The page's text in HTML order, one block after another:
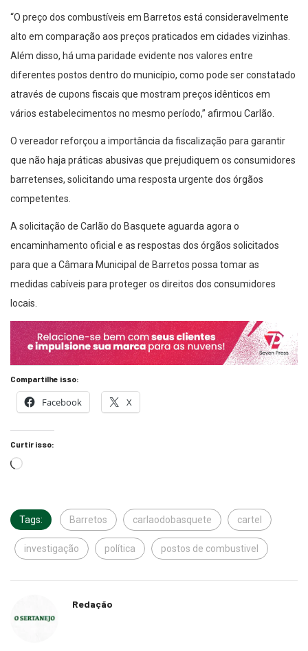
“O preço dos combustíveis em Barretos está consideravelmente
alto em comparação aos preços praticados em cidades vizinhas.
Além disso, há uma paridade evidente nos valores entre
diferentes postos dentro do município, como pode ser constatado
através de cupons fiscais que mostram preços idênticos em
vários estabelecimentos no mesmo período,” afirmou Carlão.
O vereador reforçou a importância da fiscalização para garantir
que não haja práticas abusivas que prejudiquem os consumidores
barretenses, solicitando uma resposta urgente dos órgãos
competentes.
A solicitação de Carlão do Basquete aguarda agora o
encaminhamento oficial e as respostas dos órgãos solicitados
para que a Câmara Municipal de Barretos possa tomar as
medidas cabíveis para proteger os direitos dos consumidores
locais.
Compartilhe isso:
Facebook X
Curtir isso:
Tags: Barretos carlaodobasquete cartel
investigação política postos de combustivel
Redação